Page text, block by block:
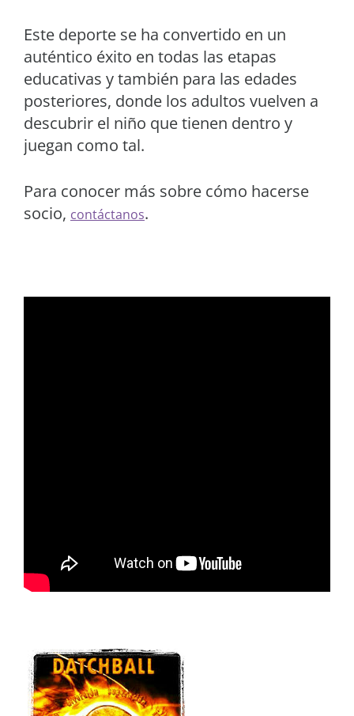
Este deporte se ha convertido en un
auténtico éxito en todas las etapas
educativas y también para las edades
posteriores, donde los adultos vuelven a
descubrir el niño que tienen dentro y
juegan como tal.
Para conocer más sobre cómo hacerse
socio, contáctanos.